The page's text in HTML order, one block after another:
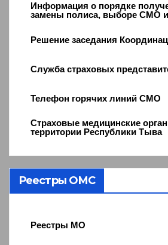
Информация о порядке
замены полиса, выборе СМО
Решение заседания
Служба страховых
Телефон горячих линий СМО
Страховые медицинские
территории Республики Тыва
Реестры ОМС
Реестры МО